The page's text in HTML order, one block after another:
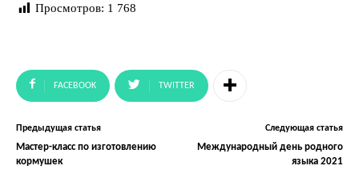
Просмотров: 1 768
FACEBOOK TWITTER
Предыдущая статья
Мастер-класс по изготовлению
кормушек
Следующая статья
Международный день родного
языка 2021